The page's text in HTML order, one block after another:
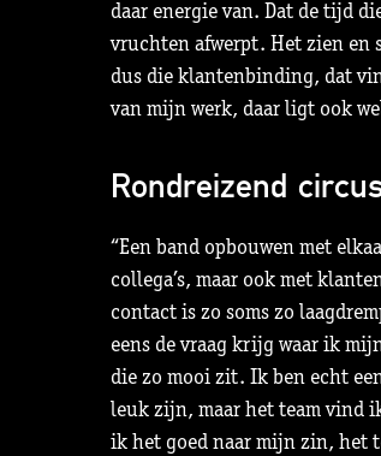
daar energie van. Dat de tijd
vruchten afwerpt. Het zien en
dus die klantenbinding, dat
van mijn werk, daar ligt ook
Rondreizend
“Een band opbouwen met
collega’s, maar ook met
contact is zo soms zo
eens de vraag krijg waar ik
die zo mooi zit. Ik ben echt
leuk zijn, maar het team vind
ik het goed naar mijn zin, het